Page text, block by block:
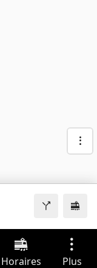
Horaires Plus